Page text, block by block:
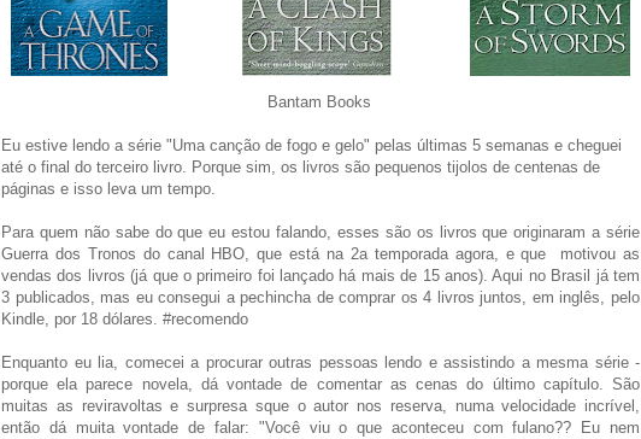
Bantam Books
Eu estive lendo a série "Uma canção de fogo e gelo" pelas últimas 5 semanas e cheguei
até o final do terceiro livro. Porque sim, os livros são pequenos tijolos de centenas de
páginas e isso leva um tempo.
Para quem não sabe do que eu estou falando, esses são os livros que originaram a série
Guerra dos Tronos do canal HBO, que está na 2a temporada agora, e que motivou as
vendas dos livros (já que o primeiro foi lançado há mais de 15 anos). Aqui no Brasil já tem
3 publicados, mas eu consegui a pechincha de comprar os 4 livros juntos, em inglês, pelo
Kindle, por 18 dólares. #recomendo
Enquanto eu lia, comecei a procurar outras pessoas lendo e assistindo a mesma série -
porque ela parece novela, dá vontade de comentar as cenas do último capítulo. São
muitas as reviravoltas e surpresa sque o autor nos reserva, numa velocidade incrível,
então dá muita vontade de falar: "Você viu o que aconteceu com fulano?? Eu nem